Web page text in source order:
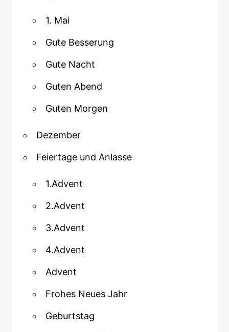
1. Mai
Gute Besserung
Gute Nacht
Guten Abend
Guten Morgen
Dezember
Feiertage und Anlasse
1.Advent
2.Advent
3.Advent
4.Advent
Advent
Frohes Neues Jahr
Geburtstag